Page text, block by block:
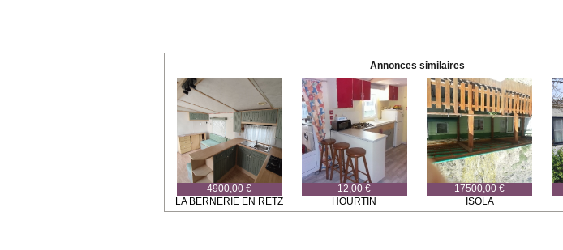
Annonces similaires
4900,00 €
LA BERNERIE EN RETZ
12,00 €
HOURTIN
17500,00 €
ISOLA